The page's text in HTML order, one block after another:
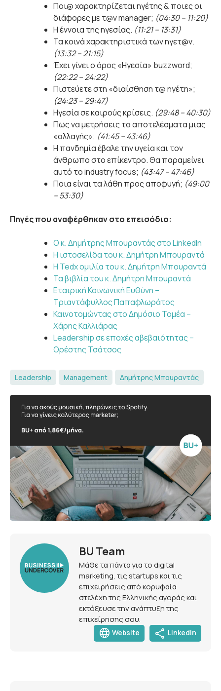
Ποι@ χαρακτηρίζεται ηγέτης & ποιες οι
διάφορες με τ@ν manager; (04:30 – 11:20)
Η έννοια της ηγεσίας. (11:21 – 13:31)
Τα κοινά χαρακτηριστικά των ηγετ@ν.
(13:32 – 21:15)
Έχει γίνει ο όρος «Ηγεσία» buzzword;
(22:22 – 24:22)
Πιστεύετε στη «διαίσθηση τ@ ηγέτη»;
(24:23 – 29:47)
Ηγεσία σε καιρούς κρίσεις. (29:48 – 40:30)
Πως να μετρήσεις τα αποτελέσματα μιας
«αλλαγής»; (41:45 – 43:46)
Η πανδημία έβαλε την υγεία και τον
άνθρωπο στο επίκεντρο. Θα παραμείνει
αυτό το industry focus; (43:47 – 47:46)
Ποια είναι τα λάθη προς αποφυγή; (49:00
– 53:30)
Πηγές που αναφέρθηκαν στο επεισόδιο:
O κ. Δημήτρης Μπουραντάς στο LinkedIn
Η ιστοσελίδα του κ. Δημήτρη Μπουραντά
Η Tedx ομιλία του κ. Δημήτρη Μπουραντά
Τα βιβλία του κ. Δημήτρη Μπουραντά
Εταιρική Κοινωνική Ευθύνη –
Τριαντάφυλλος Παπαφλωράτος
Καινοτομώντας στο Δημόσιο Τομέα –
Χάρης Καλλιάρας
Leadership σε εποχές αβεβαιότητας –
Ορέστης Τσάτσος
Leadership Management Δημήτρης Μπουραντάς
BU Team
Μάθε τα πάντα για το digital
marketing, τις startups και τις
επιχειρήσεις από κορυφαία
στελέχη της Ελληνικής αγοράς και
εκτόξευσε την ανάπτυξη της
επιχείρησης σου.
language Website share LinkedIn